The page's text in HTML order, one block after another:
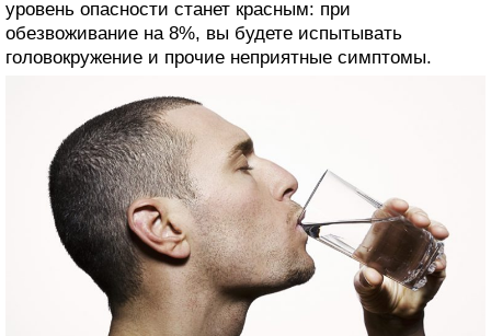
уровень опасности станет красным: при
обезвоживание на 8%, вы будете испытывать
головокружение и прочие неприятные симптомы.